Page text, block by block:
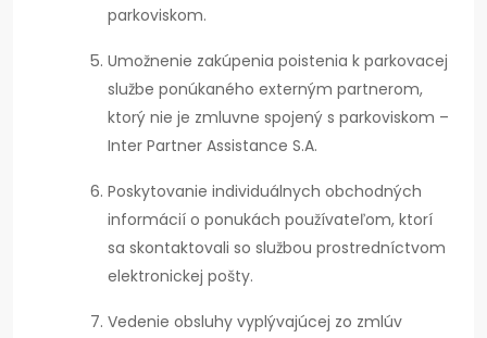
parkoviskom.
Umožnenie zakúpenia poistenia k parkovacej
službe ponúkaného externým partnerom,
ktorý nie je zmluvne spojený s parkoviskom –
Inter Partner Assistance S.A.
Poskytovanie individuálnych obchodných
informácií o ponukách používateľom, ktorí
sa skontaktovali so službou prostredníctvom
elektronickej pošty.
Vedenie obsluhy vyplývajúcej zo zmlúv